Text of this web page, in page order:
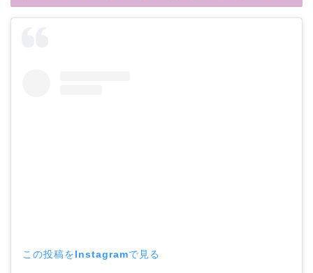
この投稿をInstagramで見る